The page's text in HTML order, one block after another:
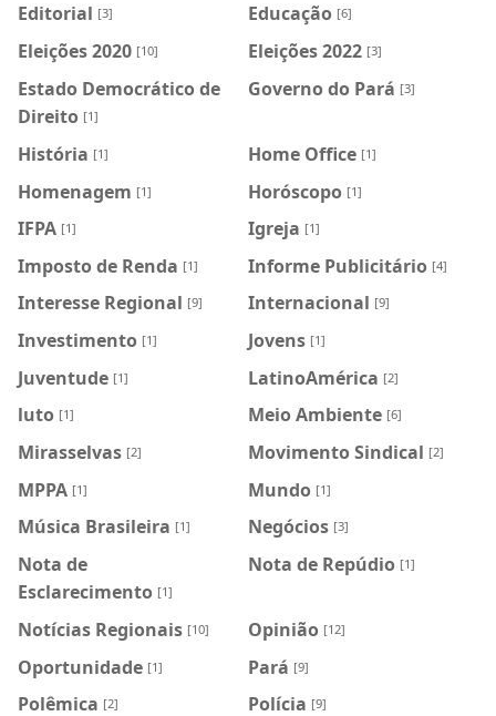
Editorial [3] Educação [6]
Eleições 2020 [10] Eleições 2022 [3]
Estado Democrático de
Direito [1]
Governo do Pará [3]
História [1] Home Office [1]
Homenagem [1] Horóscopo [1]
IFPA [1] Igreja [1]
Imposto de Renda [1] Informe Publicitário [4]
Interesse Regional [9] Internacional [9]
Investimento [1] Jovens [1]
Juventude [1] LatinoAmérica [2]
luto [1] Meio Ambiente [6]
Mirasselvas [2] Movimento Sindical [2]
MPPA [1] Mundo [1]
Música Brasileira [1] Negócios [3]
Nota de
Esclarecimento [1]
Nota de Repúdio [1]
Notícias Regionais [10] Opinião [12]
Oportunidade [1] Pará [9]
Polêmica [2] Polícia [9]